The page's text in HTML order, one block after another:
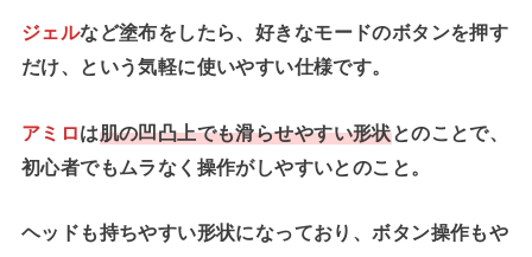
ジェルなど塗布をしたら、好きなモードのボタンを押す
だけ、という気軽に使いやすい仕様です。
アミロは肌の凹凸上でも滑らせやすい形状とのことで、
初心者でもムラなく操作がしやすいとのこと。
ヘッドも持ちやすい形状になっており、ボタン操作もや